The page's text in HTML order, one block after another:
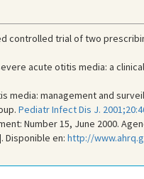
controlled trial of two
acute otitis media: a
media: management and
Pediatr Infect Dis J.
Number 15, June 2000.
Disponible en: http://